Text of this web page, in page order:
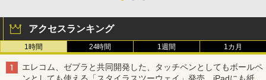
アクセスランキング
1時間 24時間 1週間 1カ月
エレコム、ゼブラと共同開発した、タッチペンとしてもボールペ